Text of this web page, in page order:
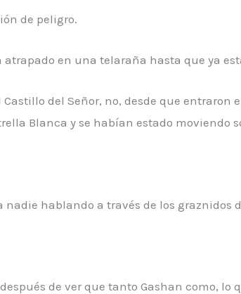
de peligro.
en una telaraña hasta que ya
del Señor, no, desde que entraron
Blanca y se habían estado moviendo
hablando a través de los graznidos
de ver que tanto Gashan como, lo